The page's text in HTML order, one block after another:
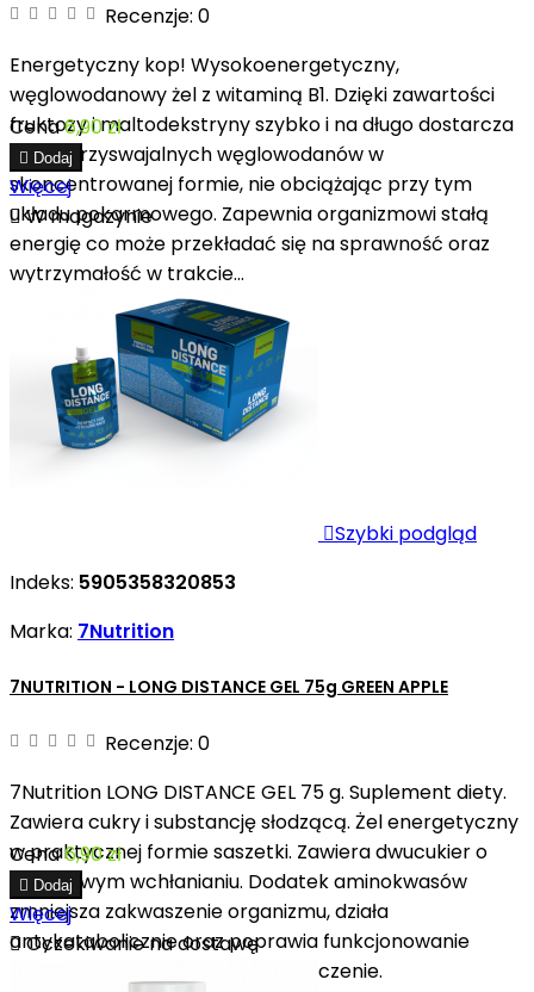
Recenzje: 0
Energetyczny kop! Wysokoenergetyczny,
węglowodanowy żel z witaminą B1. Dzięki zawartości
fruktozy i maltodekstryny szybko i na długo dostarcza
łatwo przyswajalnych węglowodanów w
skoncentrowanej formie, nie obciążając przy tym
układu pokarmowego. Zapewnia organizmowi stałą
energię co może przekładać się na sprawność oraz
wytrzymałość w trakcie...
Cena6,90 zł
 Dodaj
Więcej
W magazynie
Szybki podgląd
Indeks: 5905358320853
Marka: 7Nutrition
7NUTRITION - LONG DISTANCE GEL 75g GREEN APPLE
Recenzje: 0
7Nutrition LONG DISTANCE GEL 75 g. Suplement diety.
Zawiera cukry i substancję słodzącą. Żel energetyczny
w praktycznej formie saszetki. Zawiera dwucukier o
stopniowym wchłanianiu. Dodatek aminokwasów
zmniejsza zakwaszenie organizmu, działa
antykatabolicznie oraz poprawia funkcjonowanie
układu nerwowego i niweluje zmęczenie.
Cena6,90 zł
 Dodaj
Więcej
Oczekiwanie na dostawę